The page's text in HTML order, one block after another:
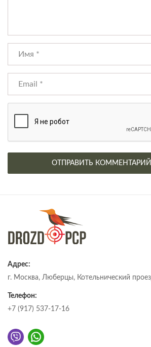
Адрес:
г. Москва, Люберцы, Котельнический
Телефон:
+7 (917) 537-17-16